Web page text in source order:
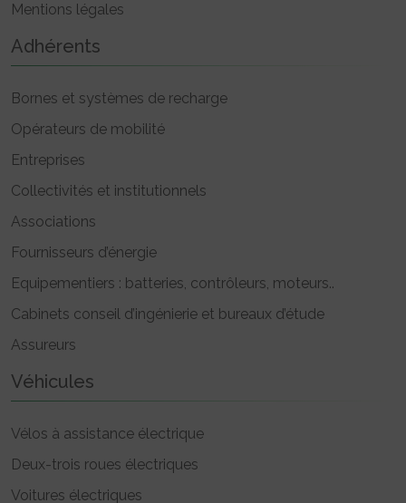
Mentions légales
Adhérents
Bornes et systèmes de recharge
Opérateurs de mobilité
Entreprises
Collectivités et institutionnels
Associations
Fournisseurs d’énergie
Equipementiers : batteries, contrôleurs, moteurs..
Cabinets conseil d’ingénierie et bureaux d’étude
Assureurs
Véhicules
Vélos à assistance électrique
Deux-trois roues électriques
Voitures électriques